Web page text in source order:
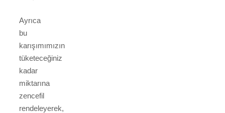
Ayrıca
bu
karışımımızın
tüketeceğiniz
kadar
miktarına
zencefil
rendeleyerek,